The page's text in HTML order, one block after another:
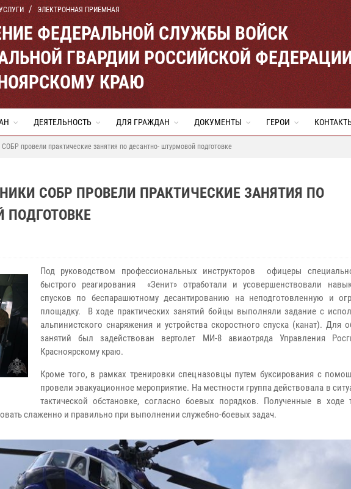
ЭЛЕКТРОННАЯ ПРИЕМНАЯ
ФЕДЕРАЛЬНОЙ СЛУЖБЫ ВОЙСК
ГВАРДИИ РОССИЙСКОЙ
КРАЮ
ДЕЯТЕЛЬНОСТЬ ДЛЯ ГРАЖДАН ДОКУМЕНТЫ ГЕРОИ
провели практические занятия по десантно- штурмовой подготовке
СОБР ПРОВЕЛИ ПРАКТИЧЕСКИЕ ЗАНЯТИЯ ПО
Под руководством профессиональных инструкторов офицеры
быстрого реагирования «Зенит» отработали и усовершенствовали
спусков по беспарашютному десантированию на неподготовленную и
площадку. В ходе практических занятий бойцы выполняли задание с
альпинистского снаряжения и устройства скоростного спуска (канат). Для
занятий был задействован вертолет МИ-8 авиаотряда Управления
Красноярскому краю.
Кроме того, в рамках тренировки спецназовцы путем буксирования с
провели эвакуационное мероприятие. На местности группа действовала в
тактической обстановке, согласно боевых порядков. Полученные в ходе
слаженно и правильно при выполнении служебно-боевых задач.